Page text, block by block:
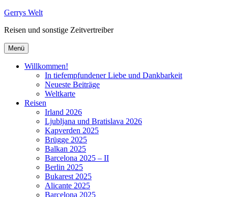
Zum
springen
Gerrys Welt
Reisen und sonstige Zeitvertreiber
Menü
Willkommen!
In tiefempfundener Liebe und Dankbarkeit
Neueste Beiträge
Weltkarte
Reisen
Irland 2026
Ljubljana und Bratislava 2026
Kapverden 2025
Brügge 2025
Balkan 2025
Barcelona 2025 – II
Berlin 2025
Bukarest 2025
Alicante 2025
Barcelona 2025